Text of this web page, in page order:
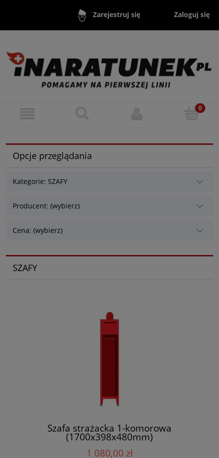
Zarejestruj się Zaloguj się
Opcje przeglądania
Kategorie: SZAFY
Producent: (wybierz)
Cena: (wybierz)
SZAFY
Szafa strażacka 1-komorowa
(1700x398x480mm)
1 080,00 zł